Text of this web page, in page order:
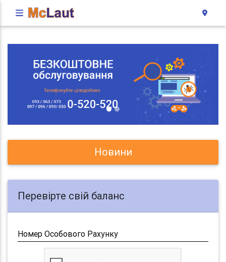
Новини
Перевірте свій баланс
Номер Особового Рахунку